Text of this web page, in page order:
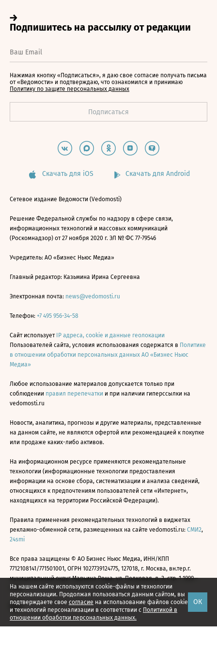
На нашем сайте используются cookie-файлы и технологии
персонализации. Продолжая пользоваться данным сайтом, вы
подтверждаете свое согласие на использование файлов cookie
и технологий персонализации в соответствии с Политикой в
отношении обработки персональных данных.
ОК
Нажимая кнопку «Подписаться», я даю свое согласие получать письма
от «Ведомости» и подтверждаю, что ознакомился и принимаю
Политику по защите персональных данных
Скачать для iOS Скачать для Android
Сетевое издание Ведомости (Vedomosti)
Решение Федеральной службы по надзору в сфере связи,
информационных технологий и массовых коммуникаций
(Роскомнадзор) от 27 ноября 2020 г. ЭЛ № ФС 77-79546
Учредитель: АО «Бизнес Ньюс Медиа»
Главный редактор: Казьмина Ирина Сергеевна
Электронная почта: news@vedomosti.ru
Телефон: +7 495 956-34-58
Сайт использует IP адреса, cookie и данные геолокации
Пользователей сайта, условия использования содержатся в Политике
в отношении обработки персональных данных АО «Бизнес Ньюс
Медиа»
Любое использование материалов допускается только при
соблюдении правил перепечатки и при наличии гиперссылки на
vedomosti.ru
Новости, аналитика, прогнозы и другие материалы, представленные
на данном сайте, не являются офертой или рекомендацией к покупке
или продаже каких-либо активов.
На информационном ресурсе применяются рекомендательные
технологии (информационные технологии предоставления
информации на основе сбора, систематизации и анализа сведений,
относящихся к предпочтениям пользователей сети «Интернет»,
находящихся на территории Российской Федерации).
Правила применения рекомендательных технологий в виджетах
рекламно-обменной сети, размещенных на сайте vedomosti.ru: СМИ2,
24smi
Все права защищены © АО Бизнес Ньюс Медиа, ИНН/КПП
7712108141/771501001, ОГРН 1027739124775, 127018, г. Москва, вн.тер.г.
муниципальный округ Марьина Роща, ул. Полковая, д. 3, стр. 1 1999—
2026